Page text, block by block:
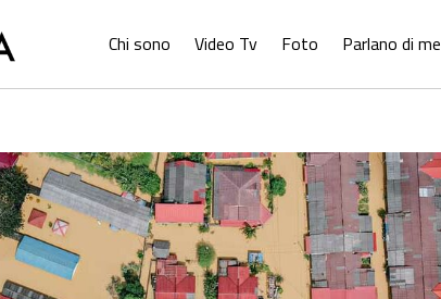
Chi sono Video Tv Foto Parlano di me